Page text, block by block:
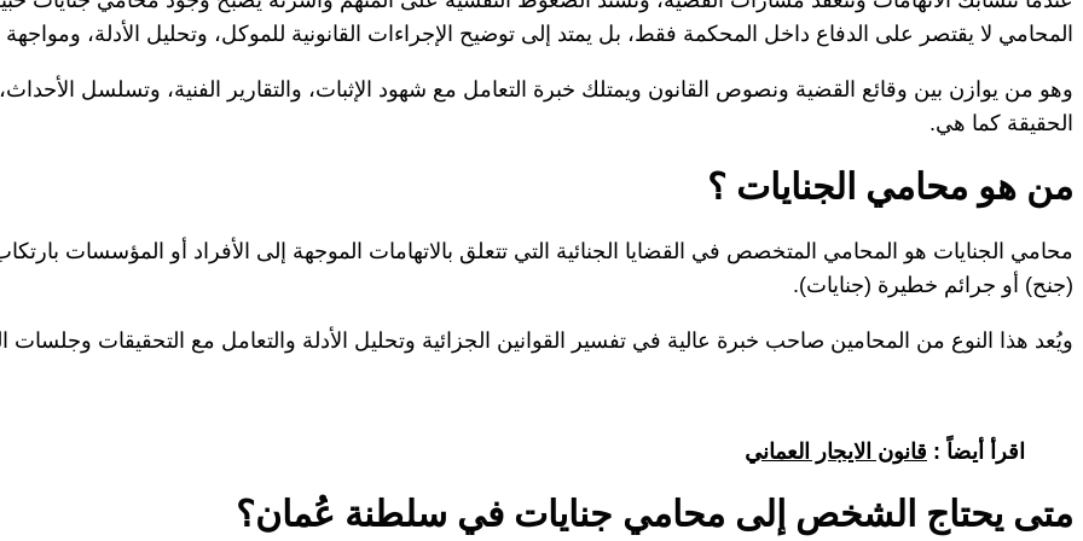
المحامي لا يقتصر على الدفاع داخل المحكمة فقط، بل يمتد إلى توضيح الإجراءات القانونية للموكل، وتحليل الأدلة، ومواجهة
وهو من يوازن بين وقائع القضية ونصوص القانون ويمتلك خبرة التعامل مع شهود الإثبات، والتقارير الفنية، وتسلسل
الحقيقة كما هي.
من هو محامي الجنايات ؟
محامي الجنايات هو المحامي المتخصص في القضايا الجنائية التي تتعلق بالاتهامات الموجهة إلى الأفراد أو المؤسسات
(جنح) أو جرائم خطيرة (جنايات).
ويُعد هذا النوع من المحامين صاحب خبرة عالية في تفسير القوانين الجزائية وتحليل الأدلة والتعامل مع التحقيقات وجلسات
اقرأ أيضاً : قانون الايجار العماني
متى يحتاج الشخص إلى محامي جنايات في سلطنة عُمان؟